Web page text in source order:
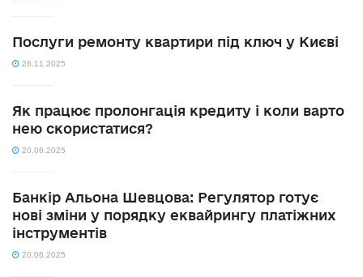
Послуги ремонту квартири під ключ у Києві
26.11.2025
Як працює пролонгація кредиту і коли варто
нею скористатися?
20.06.2025
Банкір Альона Шевцова: Регулятор готує
нові зміни у порядку еквайрингу платіжних
інструментів
20.06.2025